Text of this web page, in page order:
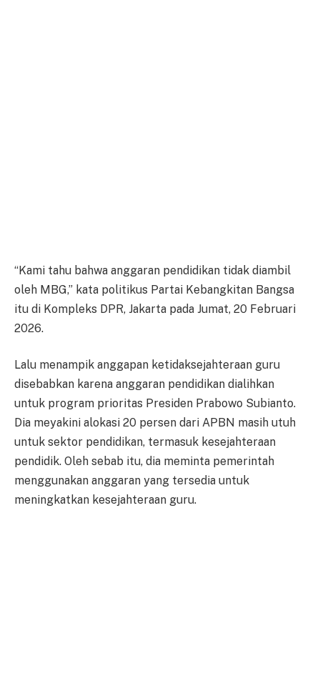
“Kami tahu bahwa anggaran pendidikan tidak diambil
oleh MBG,” kata politikus Partai Kebangkitan Bangsa
itu di Kompleks DPR, Jakarta pada Jumat, 20 Februari
2026.
Lalu menampik anggapan ketidaksejahteraan guru
disebabkan karena anggaran pendidikan dialihkan
untuk program prioritas Presiden Prabowo Subianto.
Dia meyakini alokasi 20 persen dari APBN masih utuh
untuk sektor pendidikan, termasuk kesejahteraan
pendidik. Oleh sebab itu, dia meminta pemerintah
menggunakan anggaran yang tersedia untuk
meningkatkan kesejahteraan guru.